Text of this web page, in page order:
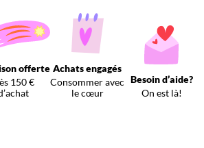
offerte
150 €
Achats engagés
Consommer avec
le cœur
Besoin d’aide?
On est là!